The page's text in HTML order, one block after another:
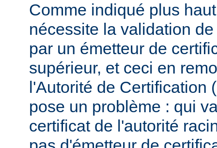
Comme indiqué plus
nécessite la validation
par un émetteur de
supérieur, et ceci en
l'Autorité de Certification
pose un problème : qui
certificat de l'autorité